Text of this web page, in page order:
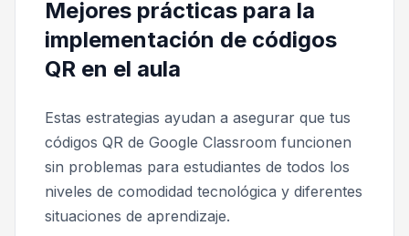
Mejores prácticas para la
implementación de códigos
QR en el aula
Estas estrategias ayudan a asegurar que tus
códigos QR de Google Classroom funcionen
sin problemas para estudiantes de todos los
niveles de comodidad tecnológica y diferentes
situaciones de aprendizaje.